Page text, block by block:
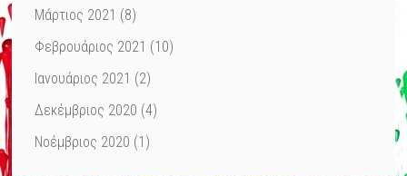
Μάρτιος 2021 (8)
Φεβρουάριος 2021 (10)
Ιανουάριος 2021 (2)
Δεκέμβριος 2020 (4)
Νοέμβριος 2020 (1)